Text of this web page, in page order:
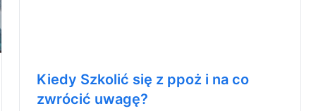
Kiedy Szkolić się z ppoż i na co
zwrócić uwagę?